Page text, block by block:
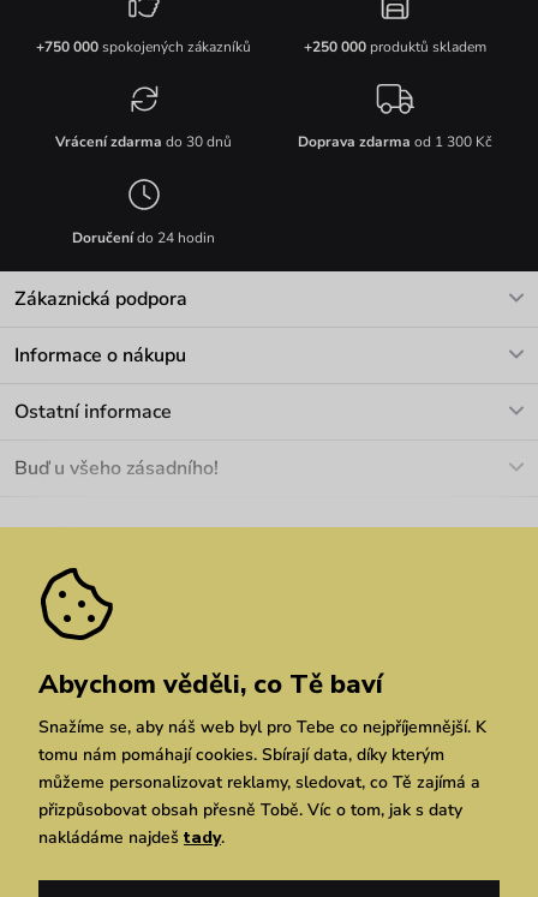
+750 000spokojených zákazníků +250 000produktů skladem
Vrácení zdarma do 30 dnů Doprava zdarma od 1 300 Kč
Doručenído 24 hodin
Zákaznická podpora
Informace o nákupu
Materiály a údržba
Pozáruční opravy
Ostatní informace
Velkoobchod
Dárkové poukazy
Vuchlook
Prodejny
Praha Brno Chrudim
Buď u všeho zásadního!
Zásady ochrany osobních údajů
Simplia.cz
Abychom věděli, co Tě baví
Snažíme se, aby náš web byl pro Tebe co nejpříjemnější. K
tomu nám pomáhají cookies. Sbírají data, díky kterým
můžeme personalizovat reklamy, sledovat, co Tě zajímá a
přizpůsobovat obsah přesně Tobě. Víc o tom, jak s daty
nakládáme najdeš tady.